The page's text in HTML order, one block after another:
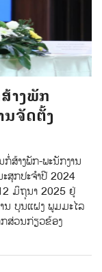
າງພັກ
ຈັດຕັ້ງ
ສ້າງພັກ-ພະນັກງານ
ສຸກປະຈຳປີ 2024
ມິຖຸນາ 2025 ຢູ່
ນ ບຸນແຝງ ພູມມະໄລ
ສ່ວນກ່ຽວຂ້ອງ